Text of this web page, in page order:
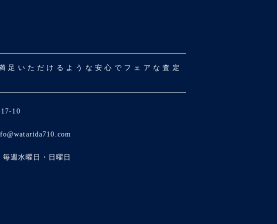
いただけるような安心でフェアな査定
10
週水曜日・日曜日